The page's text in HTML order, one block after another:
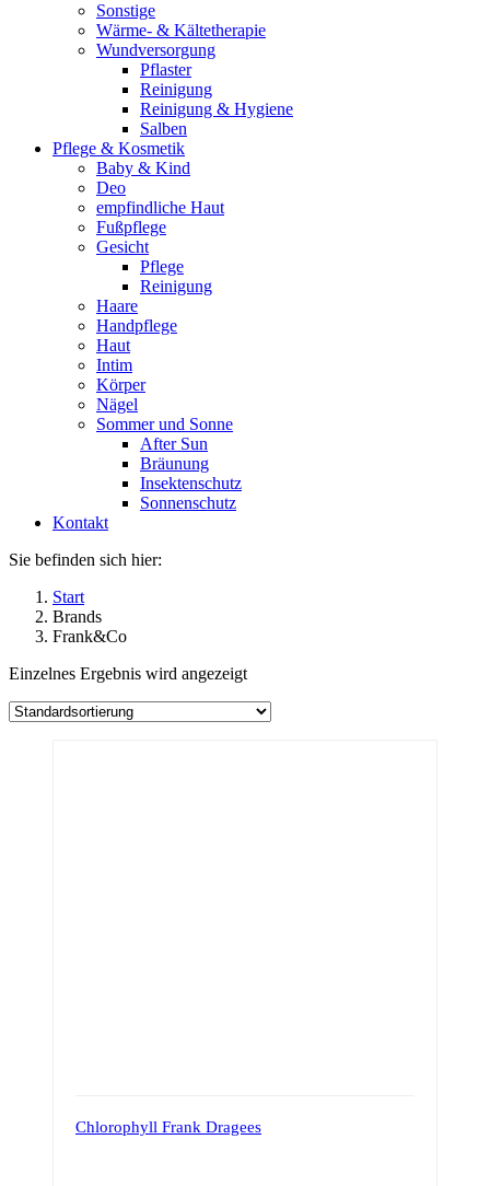
Sonstige
Wärme- & Kältetherapie
Wundversorgung
Pflaster
Reinigung
Reinigung & Hygiene
Salben
Pflege & Kosmetik
Baby & Kind
Deo
empfindliche Haut
Fußpflege
Gesicht
Pflege
Reinigung
Haare
Handpflege
Haut
Intim
Körper
Nägel
Sommer und Sonne
After Sun
Bräunung
Insektenschutz
Sonnenschutz
Kontakt
Sie befinden sich hier:
Start
Brands
Frank&Co
Einzelnes Ergebnis wird angezeigt
Chlorophyll Frank Dragees